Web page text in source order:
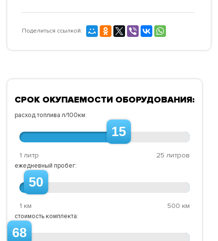
Поделиться ссылкой:
СРОК ОКУПАЕМОСТИ ОБОРУДОВАНИЯ:
расход топлива л/100км:
15
1 литр 25 литров
ежедневный пробег:
50
1 км 500 км
стоимость комплекта:
68